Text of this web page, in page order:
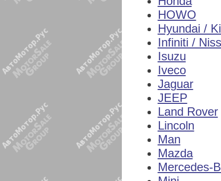
HOWO
Hyundai /
Infiniti /
Isuzu
Iveco
Jaguar
JEEP
Land Rover
Lincoln
Man
Mazda
Mercedes-